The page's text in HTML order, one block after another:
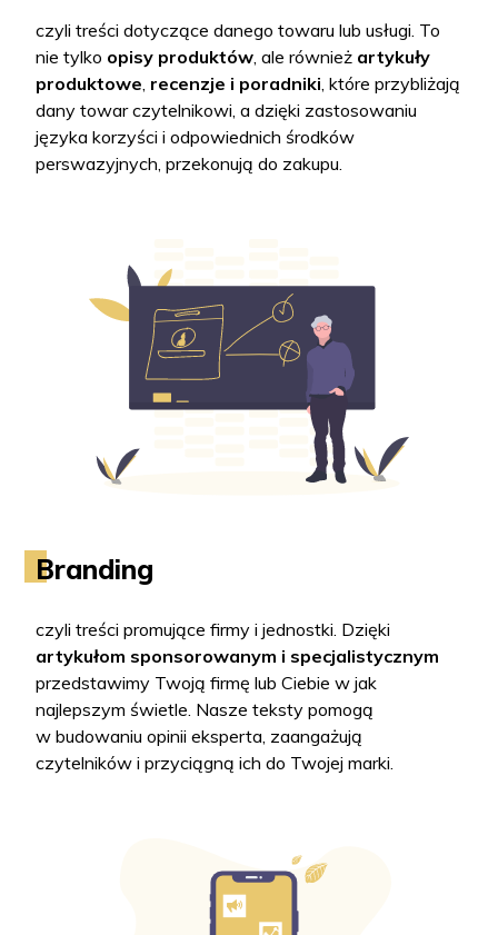
czyli treści dotyczące danego towaru lub usługi. To
nie tylko opisy produktów, ale również artykuły
produktowe, recenzje i poradniki, które przybliżają
dany towar czytelnikowi, a dzięki zastosowaniu
języka korzyści i odpowiednich środków
perswazyjnych, przekonują do zakupu.
Branding
czyli treści promujące firmy i jednostki. Dzięki
artykułom sponsorowanym i specjalistycznym
przedstawimy Twoją firmę lub Ciebie w jak
najlepszym świetle. Nasze teksty pomogą
w budowaniu opinii eksperta, zaangażują
czytelników i przyciągną ich do Twojej marki.